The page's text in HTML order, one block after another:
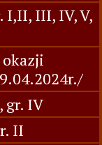
I,II, III, IV, V,
okazji
gr. IV
II